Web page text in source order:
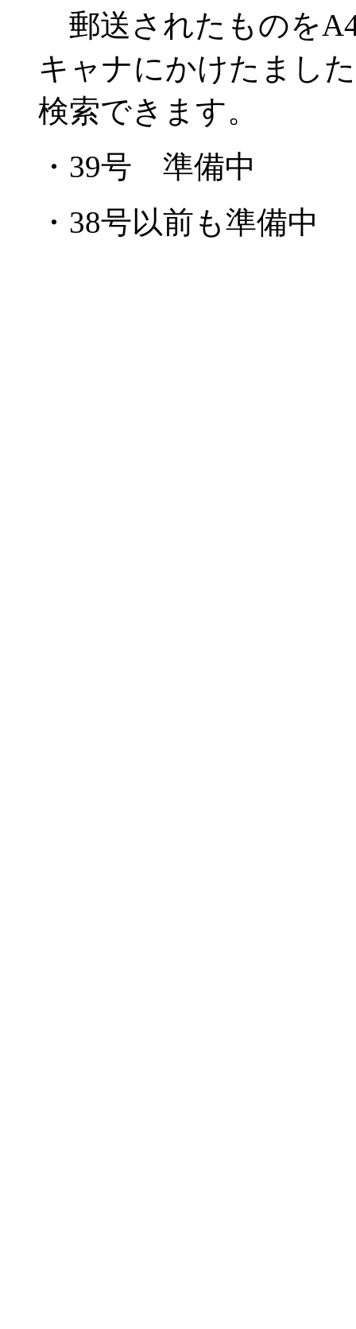
郵送されたものを
キャナにかけたまし
検索できます。
・39号 準備中
・38号以前も準備中